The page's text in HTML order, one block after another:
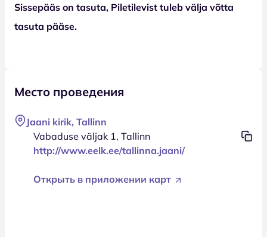
Sissepääs on tasuta, Piletilevist tuleb välja võtta
tasuta pääse.
Место проведения
Jaani kirik, Tallinn
Vabaduse väljak 1, Tallinn
http://www.eelk.ee/tallinna.jaani/
Открыть в приложении карт